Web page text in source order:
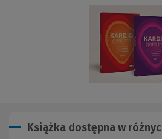
Książka dostępna w